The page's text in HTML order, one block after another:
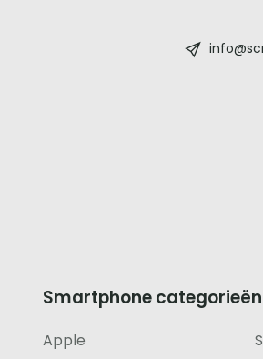
iedere
telefoon
Smartphone categorieën
Apple